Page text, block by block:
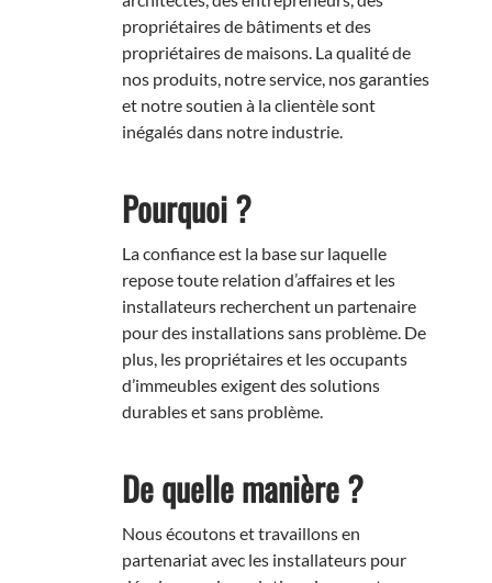
propriétaires de bâtiments et des
propriétaires de maisons. La qualité de
nos produits, notre service, nos garanties
et notre soutien à la clientèle sont
inégalés dans notre industrie.
Pourquoi ?
La confiance est la base sur laquelle
repose toute relation d’affaires et les
installateurs recherchent un partenaire
pour des installations sans problème. De
plus, les propriétaires et les occupants
d’immeubles exigent des solutions
durables et sans problème.
De quelle manière ?
Nous écoutons et travaillons en
partenariat avec les installateurs pour